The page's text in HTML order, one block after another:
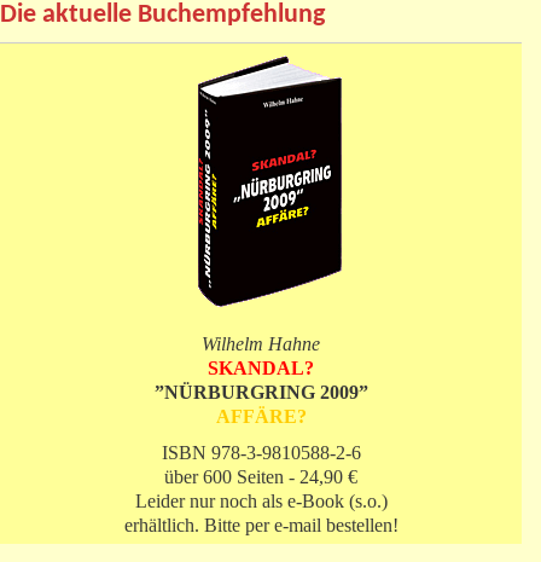
Die aktuelle Buchempfehlung
Wilhelm Hahne
SKANDAL?
”NÜRBURGRING 2009”
AFFÄRE?
ISBN 978-3-9810588-2-6
über 600 Seiten - 24,90 €
Leider nur noch als e-Book (s.o.)
erhältlich. Bitte per e-mail bestellen!